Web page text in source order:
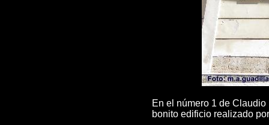
En el número 1 de
bonito edificio realizado